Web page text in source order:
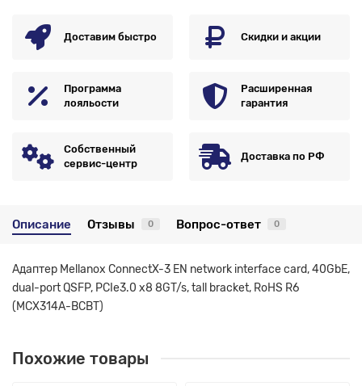
Доставим быстро Скидки и акции
Программа
лояльости
Расширенная
гарантия
Собственный
сервис-центр
Доставка по РФ
Описание Отзывы 0 Вопрос-ответ 0
Адаптер Mellanox ConnectX-3 EN network interface card, 40GbE,
dual-port QSFP, PCIe3.0 x8 8GT/s, tall bracket, RoHS R6
(MCX314A-BCBT)
Похожие товары